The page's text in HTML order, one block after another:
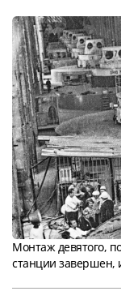
Монтаж девятого,
станции завершен,